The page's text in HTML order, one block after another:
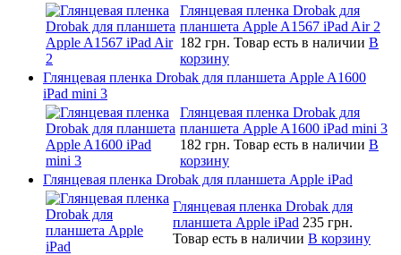
Глянцевая пленка Drobak для
планшета Apple A1567 iPad Air 2
182 грн. Товар есть в наличии В
корзину
Глянцевая пленка Drobak для планшета Apple A1600
iPad mini 3
Глянцевая пленка Drobak для
планшета Apple A1600 iPad mini 3
182 грн. Товар есть в наличии В
корзину
Глянцевая пленка Drobak для планшета Apple iPad
Глянцевая пленка Drobak для
планшета Apple iPad 235 грн.
Товар есть в наличии В корзину